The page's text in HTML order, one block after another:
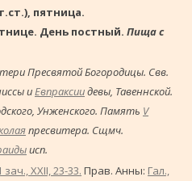
пятница.
День постный. Пища с
Пресвятой Богородицы. Свв.
иЕвпраксиидевы, Тавеннской.
Унженского. Память V
пресвитера. Сщмч.
исп.
XXII, 23-33. Прав. Анны: Гал.,